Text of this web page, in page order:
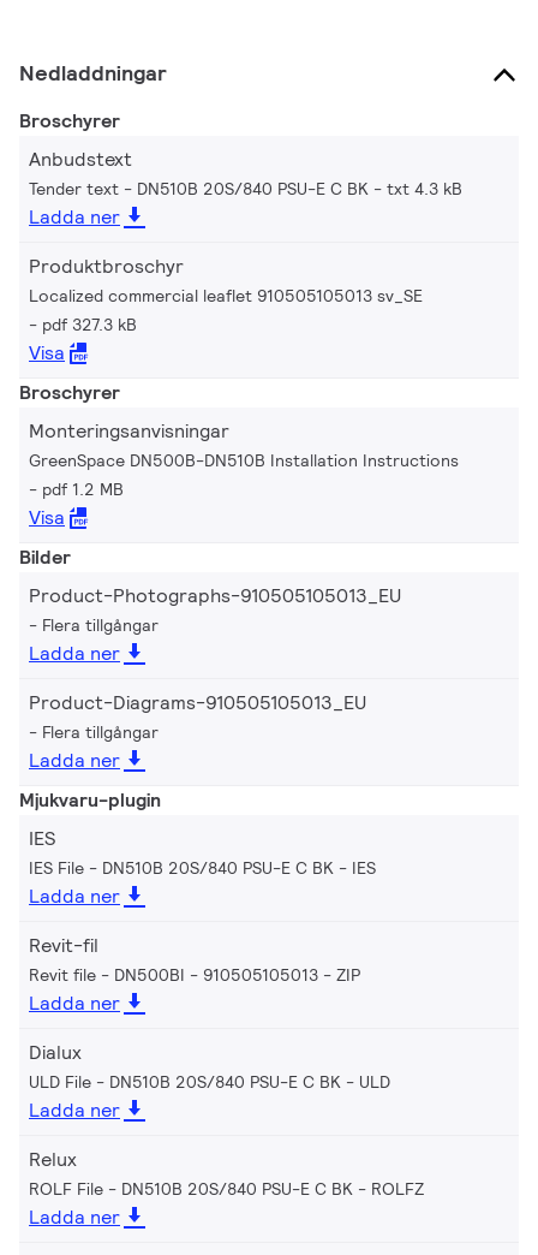
Nedladdningar
Broschyrer
Anbudstext
Tender text - DN510B 20S/840 PSU-E C BK txt 4.3 kB
Ladda ner
Produktbroschyr
Localized commercial leaflet 910505105013 sv_SE
pdf 327.3 kB
Visa
Broschyrer
Monteringsanvisningar
GreenSpace DN500B-DN510B Installation Instructions
pdf 1.2 MB
Visa
Bilder
Product-Photographs-910505105013_EU
Flera tillgångar
Ladda ner
Product-Diagrams-910505105013_EU
Flera tillgångar
Ladda ner
Mjukvaru-plugin
IES
IES File - DN510B 20S/840 PSU-E C BK IES
Ladda ner
Revit-fil
Revit file - DN500BI - 910505105013 ZIP
Ladda ner
Dialux
ULD File - DN510B 20S/840 PSU-E C BK ULD
Ladda ner
Relux
ROLF File - DN510B 20S/840 PSU-E C BK ROLFZ
Ladda ner